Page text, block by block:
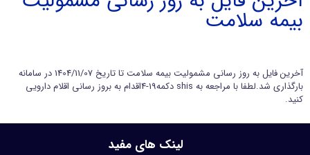
پشتیبانی
بیمه سلامت
آخرین فایل به روز رسانی مشمولیت بیمه سلامت تا تاریخ 1404/11/07 در سامانه
بارگذاری شد.لطفا با مراجعه به shis دکمه19-4اقدام به بروز رسانی اقلام دارویی
کنید.
لینک های مفید